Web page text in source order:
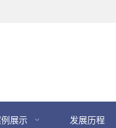
展示 发展历程